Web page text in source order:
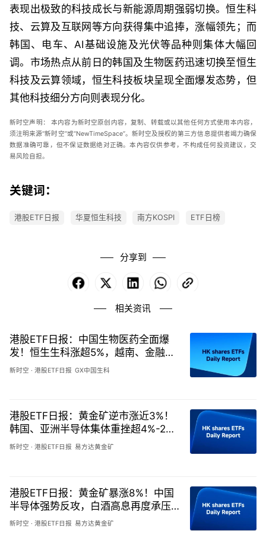
表现出极致的科技成长与新能源周期强弱切换。恒生科
技、云算及互联网等方向获得集中追捧，涨幅领先；而
韩国、电车、AI基础设施及光伏等品种则集体大幅回
调。市场热点从前日的韩国及生物医药迅速切换至恒生
科技及云算领域，恒生科技板块呈现全面爆发态势，但
其他科技细分方向则表现分化。
新时空声明：
本内容为新时空原创内容，复制、转载或以其他任何方式使用本内容，
须注明来源“新时空”或“NewTimeSpace”。新时空及授权的第三方信息提供者竭力确保
数据准确可靠，但不保证数据绝对正确。本內容仅供参考，不构成任何投资建议，交
易风险自担。
关键词：
港股ETF日报 华夏恒生科技 南方KOSPI ETF日榜
分享到
Facebook LinkedIn WhatsApp
相关资讯
港股ETF日报：中国生物医药全面爆
发！恒生生科涨超5%，越南、金融科
技承压-20260807
新时空 ·港股ETF日报 GX中国生科
港股ETF日报：黄金矿逆市涨近3%！
韩国、亚洲半导体集体重挫超4%-202
60806
新时空 ·港股ETF日报 易方达黄金矿
港股ETF日报：黄金矿暴涨8%！中国
半导体强势反攻，白酒高息再度承压-
20260805
新时空 ·港股ETF日报 易方达黄金矿